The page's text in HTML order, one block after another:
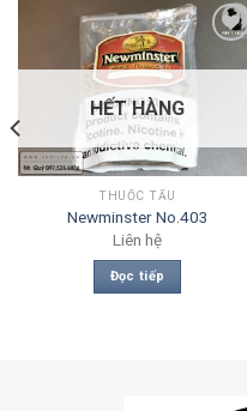
wishlist
HẾT HÀNG
THUỐC TẨU
Newminster No.403
Liên hệ
Đọc tiếp